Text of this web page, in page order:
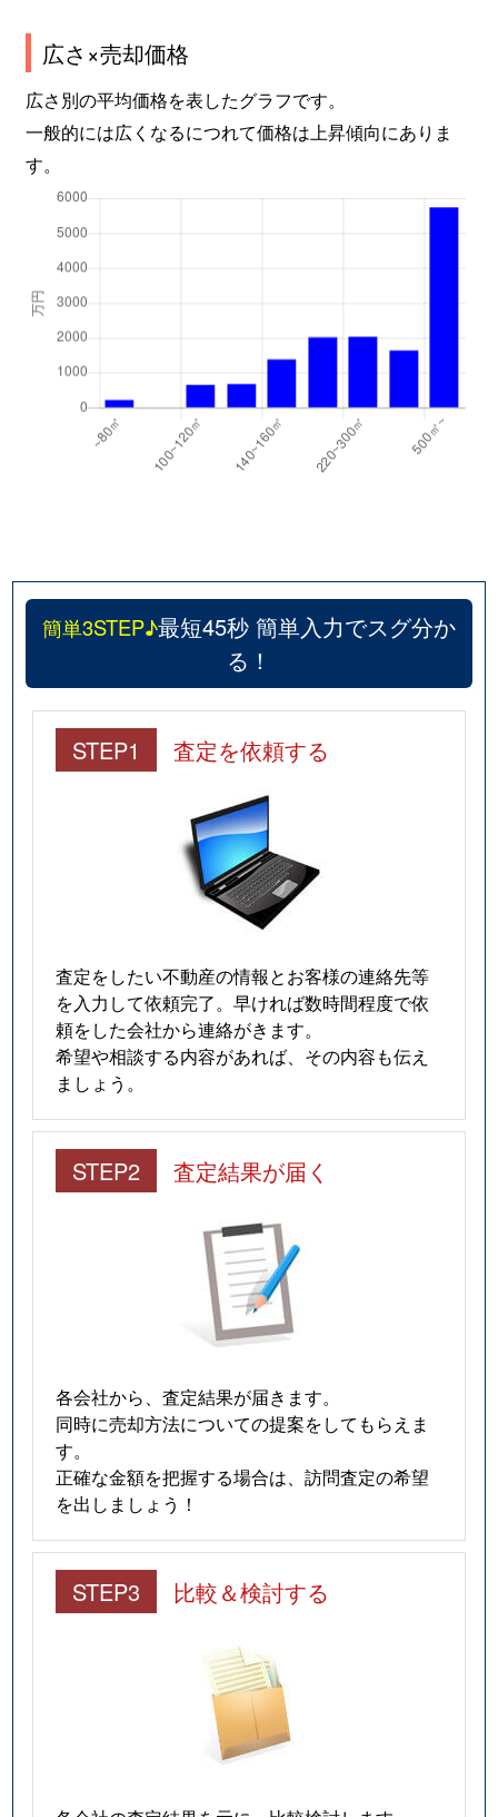
広さ×売却価格
広さ別の平均価格を表したグラフです。
一般的には広くなるにつれて価格は上昇傾向にありま
す。
簡単3STEP♪最短45秒 簡単入力でスグ分か
る！
STEP1 査定を依頼する
査定をしたい不動産の情報とお客様の連絡先等
を入力して依頼完了。早ければ数時間程度で依
頼をした会社から連絡がきます。
希望や相談する内容があれば、その内容も伝え
ましょう。
STEP2 査定結果が届く
各会社から、査定結果が届きます。
同時に売却方法についての提案をしてもらえま
す。
正確な金額を把握する場合は、訪問査定の希望
を出しましょう！
STEP3 比較＆検討する